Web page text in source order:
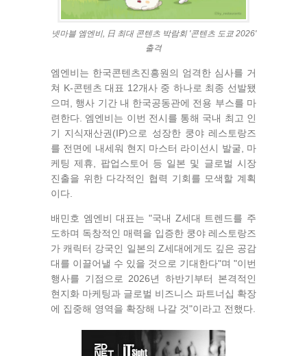
넷마블 엠엔비, 日 최대 콘텐츠 박람회 '콘텐츠 도쿄 2026'
출격
엠엔비는 한국콘텐츠진흥원의 엄격한 심사를 거
쳐 K-콘텐츠 대표 12개사 중 하나로 최종 선발됐
으며, 행사 기간 내 한국공동관에 전용 부스를 마
련한다. 엠엔비는 이번 전시를 통해 국내 최고 인
기 지식재산권(IP)으로 성장한 쿵야 레스토랑즈
를 전면에 내세워 현지 마스터 라이선시 발굴, 마
케팅 제휴, 팝업스토어 등 일본 및 글로벌 시장
진출을 위한 다각적인 협력 기회를 모색할 계획
이다.
배민호 엠엔비 대표는 "국내 Z세대 트렌드를 주
도하며 독창적인 매력을 입증한 쿵야 레스토랑즈
가 캐릭터 강국인 일본의 Z세대에게도 깊은 공감
대를 이끌어낼 수 있을 것으로 기대한다"며 "이번
행사를 기점으로 2026년 하반기부터 본격적인
현지화 마케팅과 글로벌 비즈니스 파트너십 확장
에 집중해 영역을 확장해 나갈 것"이라고 전했다.